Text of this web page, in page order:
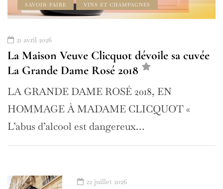
SAVOIR-FAIRE
VINS ET CHAMPAGNES
21 avril 2026
La Maison Veuve Clicquot dévoile sa cuvée
La Grande Dame Rosé 2018
LA GRANDE DAME ROSÉ 2018, EN
HOMMAGE À MADAME CLICQUOT «
L’abus d’alcool est dangereux…
22 juillet 2026